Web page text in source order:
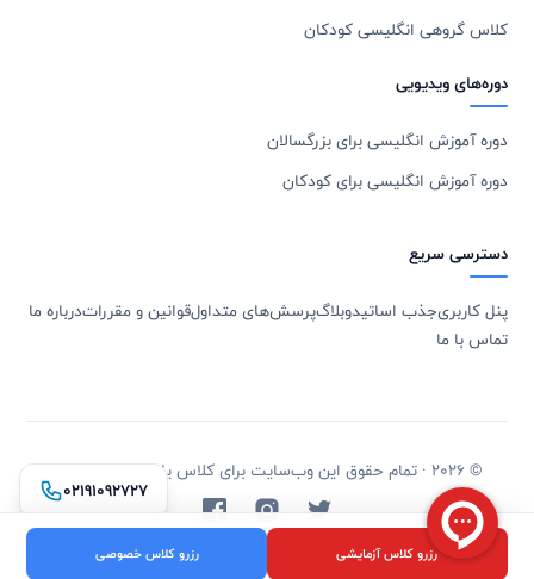
رزرو کلاس آزمایشی رزرو کلاس خصوصی
کلاس گروهی انگلیسی کودکان
دوره‌های ویدیویی
دوره آموزش انگلیسی برای بزرگسالان
دوره آموزش انگلیسی برای کودکان
دسترسی سریع
پنل کاربریجذب اساتیدوبلاگپرسش‌های متداولقوانین و مقرراتدرباره ما
تماس با ما
© 2026 · تمام حقوق این وب‌سایت برای کلاس یاب محفوظ است.
۰۲۱۹۱۰۹۲۷۲۷